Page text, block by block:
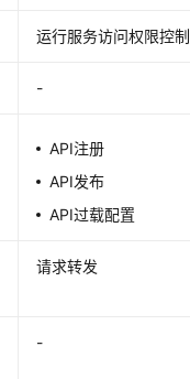
运行服务访问权限控制
-
API注册
API发布
API过载配置
请求转发
-